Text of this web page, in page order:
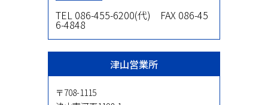
TEL 086-455-6200(代) FAX 086-45
6-4848
津山営業所
〒708-1115